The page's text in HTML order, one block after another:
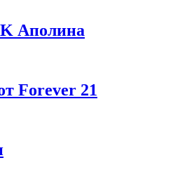
Аполина
Forever 21